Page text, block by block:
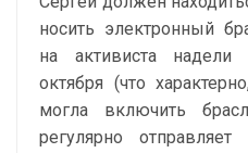
носить электронный
на активиста
октября (что
могла включить
регулярно